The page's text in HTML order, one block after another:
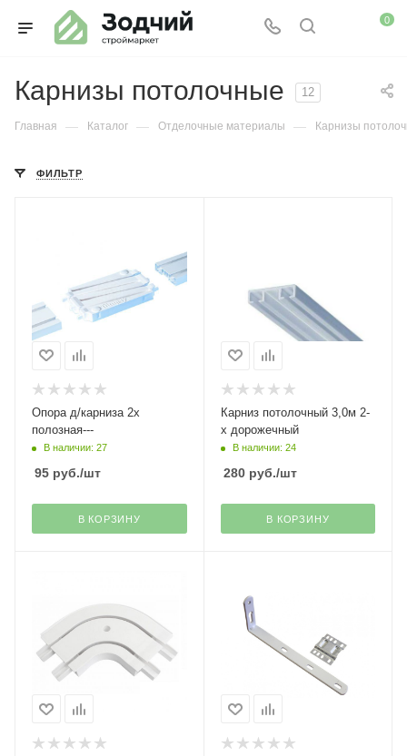
0
Карнизы потолочные 12
Главная — Каталог — Отделочные материалы — Карнизы
ФИЛЬТР
Опора д/карниза 2х
полозная---
В наличии: 27
95 руб./шт
В КОРЗИНУ
Карниз потолочный 3,0м 2-
х дорожечный
В наличии: 24
280руб./шт
В КОРЗИНУ